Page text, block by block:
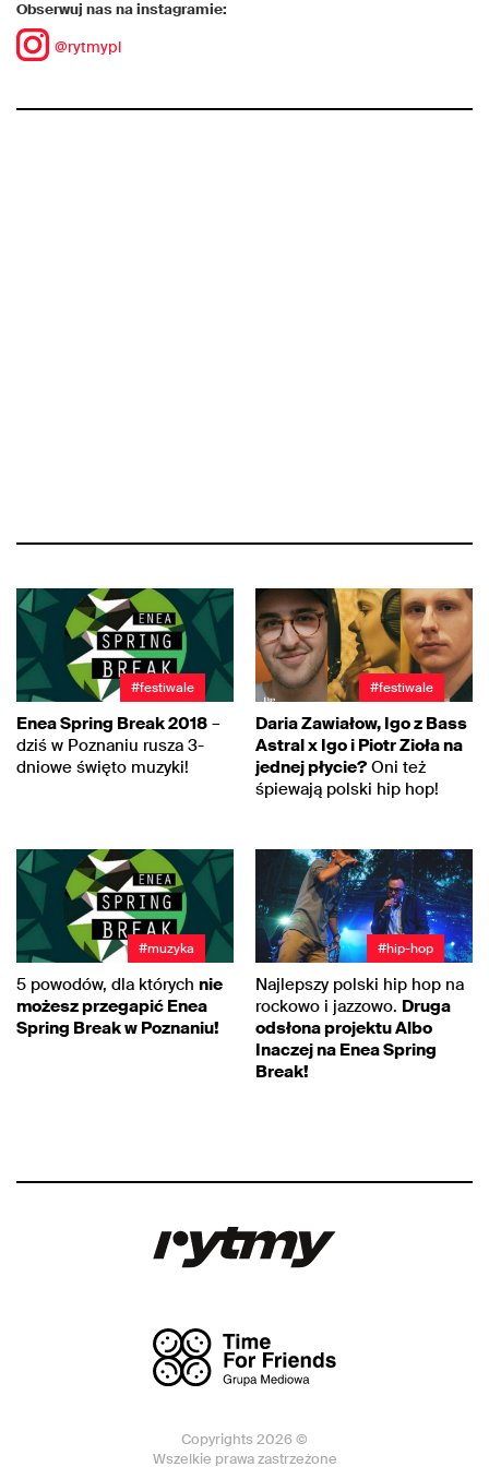
Obserwuj nas na instagramie:
@rytmypl
#festiwale
Enea Spring Break 2018 –
dziś w Poznaniu rusza 3-
dniowe święto muzyki!
#festiwale
Daria Zawiałow, Igo z Bass
Astral x Igo i Piotr Zioła na
jednej płycie? Oni też
śpiewają polski hip hop!
#muzyka
5 powodów, dla których nie
możesz przegapić Enea
Spring Break w Poznaniu!
#hip-hop
Najlepszy polski hip hop na
rockowo i jazzowo. Druga
odsłona projektu Albo
Inaczej na Enea Spring
Break!
Copyrights 2026 ©
Wszelkie prawa zastrzeżone